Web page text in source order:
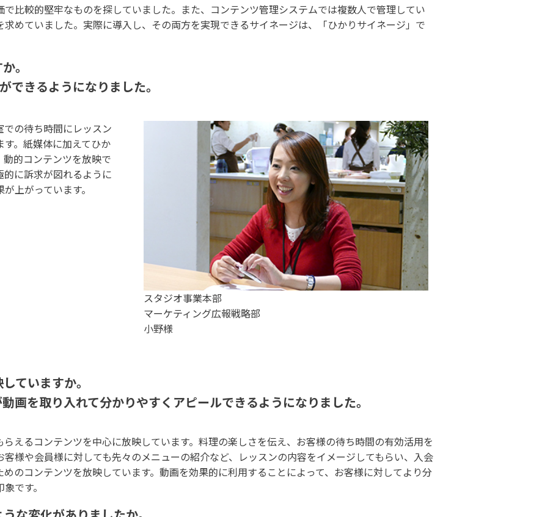
比較的堅牢なものを探していました。また、コンテンツ管理システムでは複数人で管理してい
めていました。実際に導入し、その両方を実現できるサイネージは、「ひかりサイネージ」で
。
できるようになりました。
スタジオ事業本部
マーケティング広報戦略部
小野様
の待ち時間にレッスン
。紙媒体に加えてひか
的コンテンツを放映で
に訴求が図れるように
上がっています。
ていますか。
画を取り入れて分かりやすくアピールできるようになりました。
えるコンテンツを中心に放映しています。料理の楽しさを伝え、お客様の待ち時間の有効活用を
様や会員様に対しても先々のメニューの紹介など、レッスンの内容をイメージしてもらい、入会
のコンテンツを放映しています。動画を効果的に利用することによって、お客様に対してより分
です。